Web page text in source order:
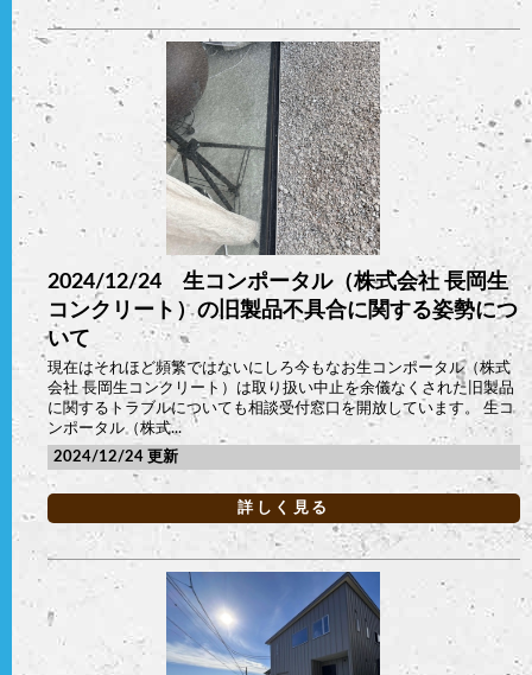
2024/12/24 生コンポータル（株式会社 長岡生
コンクリート）の旧製品不具合に関する姿勢につ
いて
現在はそれほど頻繁ではないにしろ今もなお生コンポータル（株式
会社 長岡生コンクリート）は取り扱い中止を余儀なくされた旧製品
に関するトラブルについても相談受付窓口を開放しています。 生コ
ンポータル（株式...
2024/12/24
詳しく見る